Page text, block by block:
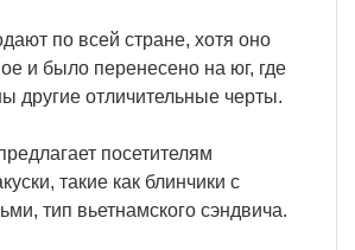
по всей стране, хотя оно
и было перенесено на юг, где
другие отличительные черты.
посетителям
такие как блинчики с
тип вьетнамского сэндвича.